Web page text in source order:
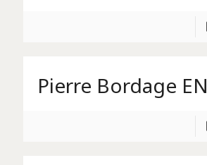
Pierre Bordage EN